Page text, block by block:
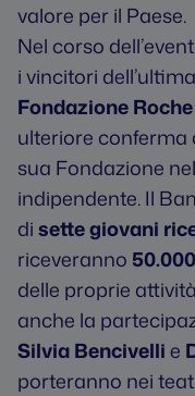
valore per il Paese.
Nel corso
i vincitori
Fondazione Roche
ulteriore conferma
sua Fondazione
indipendente. Il
disette giovani
riceveranno
delle proprie
anche la
Silvia Bencivellie
porteranno nei